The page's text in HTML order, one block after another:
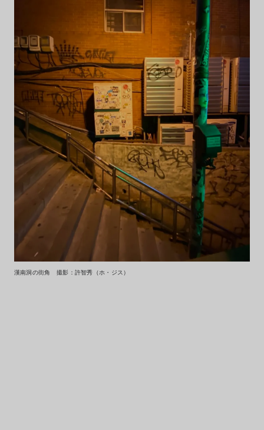
漢南洞の街角 撮影：許智秀（ホ・ジス）